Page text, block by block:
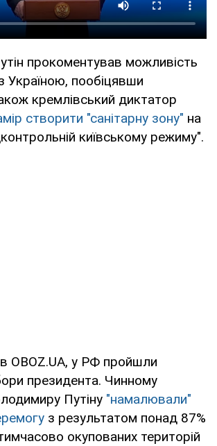
прокоментував можливість
Україною, пообіцявши
кремлівський диктатор
створити "санітарну зону" на
київському режиму".
OBOZ.UA, у РФ пройшли
президента. Чинному
Путіну "намалювали"
з результатом понад 87%
окупованих територій